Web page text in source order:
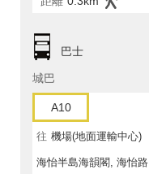
巴士
城巴
A10
往 機場(地面運輸中心)
海怡半島海韻閣, 海怡路